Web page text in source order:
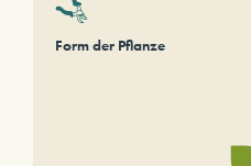
Form der Pflanze